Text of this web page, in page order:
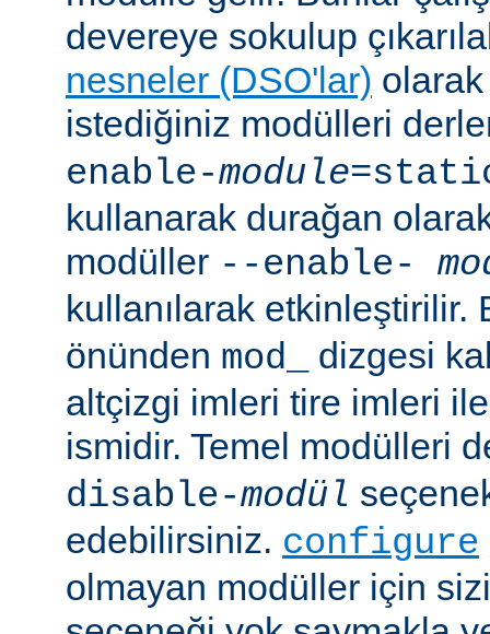
devereye sokulup
nesneler (DSO'lar) olarak
istediğiniz modülleri
enable-module
kullanarak durağan
modüller --enable-
kullanılarak
önünden mod_
dizgesi
altçizgi imleri tire imleri
ismidir. Temel modülleri
disable-modül
edebilirsiniz. configure
olmayan modüller için